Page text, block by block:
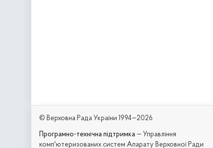
© Верховна Рада України 1994—2026
Програмно-технічна підтримка — Управління
комп'ютеризованих систем Апарату Верховної Ради